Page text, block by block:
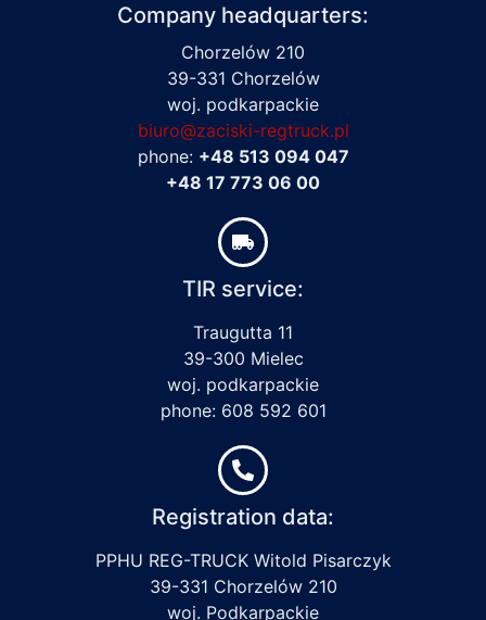
Company headquarters:
Chorzelów 210
39-331 Chorzelów
woj. podkarpackie
biuro@zaciski-regtruck.pl
phone: +48 513 094 047
+48 17 773 06 00
TIR service:
Traugutta 11
39-300 Mielec
woj. podkarpackie
phone: 608 592 601
Registration data:
PPHU REG-TRUCK Witold Pisarczyk
39-331 Chorzelów 210
woj. Podkarpackie